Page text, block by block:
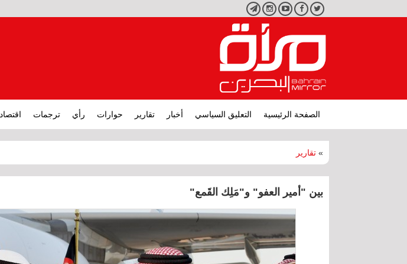
تويتر فيسبوكيوتيوبانستجرامتليجرام
الصفحة الرئيسية التعليق السياسي أخبار تقارير حوارات رأي ترجمات اقتصاد
» تقارير
بين "أمير العفو" و"مَلِك القَمع"